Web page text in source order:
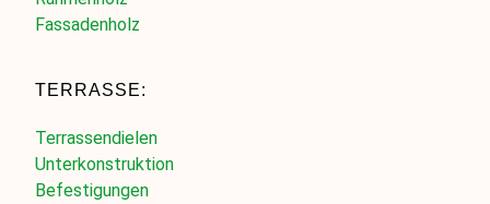
Fassadenholz
TERRASSE:
Terrassendielen
Unterkonstruktion
Befestigungen